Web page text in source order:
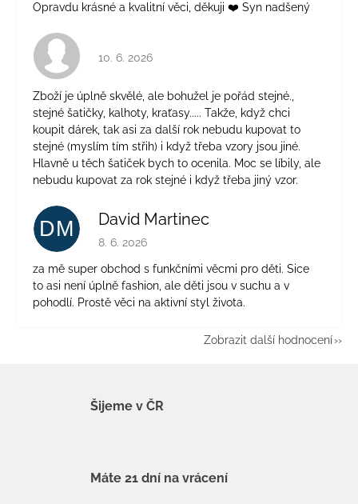
Opravdu krásné a kvalitní věci, děkuji ❤️ Syn nadšený
Hodnocení obchodu je 4 z 5 hvězdiček.
10. 6. 2026
Zboží je úplně skvělé, ale bohužel je pořád stejné.,
stejné šatičky, kalhoty, kraťasy..... Takže, když chci
koupit dárek, tak asi za další rok nebudu kupovat to
stejné (myslím tím střih) i když třeba vzory jsou jiné.
Hlavně u těch šatiček bych to ocenila. Moc se líbily, ale
nebudu kupovat za rok stejné i když třeba jiný vzor.
DM David Martinec
Hodnocení obchodu je 5 z 5 hvězdiček.
8. 6. 2026
za mě super obchod s funkčními věcmi pro děti. Sice
to asi není úplně fashion, ale děti jsou v suchu a v
pohodlí. Prostě věci na aktivní styl života.
Zobrazit další hodnocení
Šijeme v ČR
Máte 21 dní na vrácení